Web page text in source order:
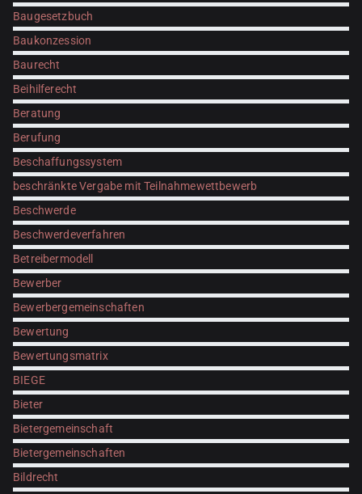
Baugesetzbuch
Baukonzession
Baurecht
Beihilferecht
Beratung
Berufung
Beschaffungssystem
beschränkte Vergabe mit Teilnahmewettbewerb
Beschwerde
Beschwerdeverfahren
Betreibermodell
Bewerber
Bewerbergemeinschaften
Bewertung
Bewertungsmatrix
BIEGE
Bieter
Bietergemeinschaft
Bietergemeinschaften
Bildrecht